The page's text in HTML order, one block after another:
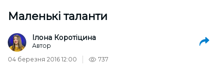
Маленькі таланти
Ілона Коротіцина
Автор
04 березня 2016 12:00
737